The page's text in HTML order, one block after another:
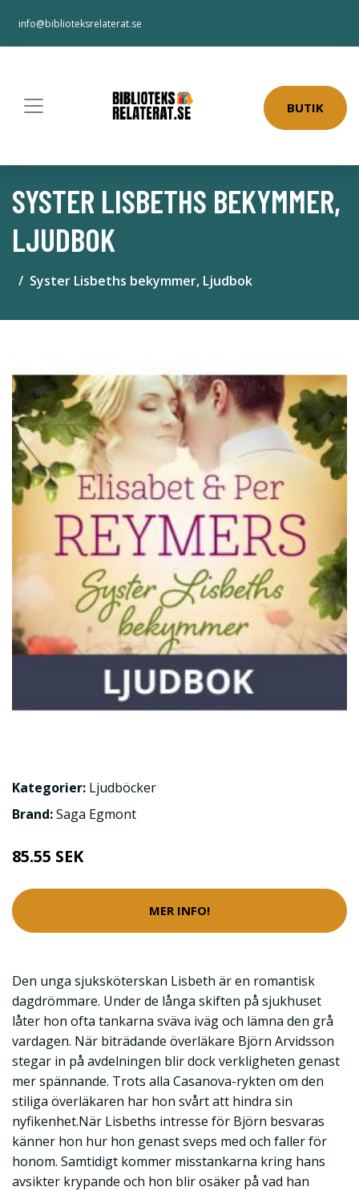
info@biblioteksrelaterat.se
BUTIK
SYSTER LISBETHS BEKYMMER,
LJUDBOK
Syster Lisbeths bekymmer, Ljudbok
Kategorier: Ljudböcker
Brand:Saga Egmont
85.55 SEK
MER INFO!
Den unga sjuksköterskan Lisbeth är en romantisk
dagdrömmare. Under de långa skiften på sjukhuset
låter hon ofta tankarna sväva iväg och lämna den grå
vardagen. När biträdande överläkare Björn Arvidsson
stegar in på avdelningen blir dock verkligheten genast
mer spännande. Trots alla Casanova-rykten om den
stiliga överläkaren har hon svårt att hindra sin
nyfikenhet.När Lisbeths intresse för Björn besvaras
känner hon hur hon genast sveps med och faller för
honom. Samtidigt kommer misstankarna kring hans
avsikter krypande och hon blir osäker på vad han